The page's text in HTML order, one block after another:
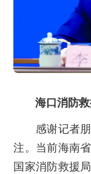
海口消防
感谢记者朋
注。当前海南
国家消防救援